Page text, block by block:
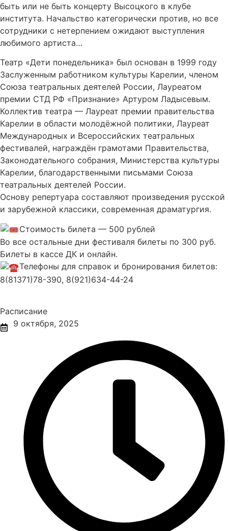
быть или не быть концерту Высоцкого в клубе
института. Начальство категорически против, но все
сотрудники с нетерпением ожидают выступления
любимого артиста…
Театр «Дети понедельника» был основан в 1999 году
Заслуженным работником культуры Карелии, членом
Союза театральных деятелей России, Лауреатом
премии СТД РФ «Признание» Артуром Ладысевым.
Коллектив театра — Лауреат премии правительства
Карелии в области молодёжной политики, Лауреат
Международных и Всероссийских театральных
фестивалей, награждён грамотами Правительства,
Законодательного собрания, Министерства культуры
Карелии, благодарственными письмами Союза
театральных деятелей России.
Основу репертуара составляют произведения русской
и зарубежной классики, современная драматургия.
Стоимость билета — 500 рублей
Во все остальные дни фестиваля билеты по 300 руб.
Билеты в кассе ДК и онлайн.
Телефоны для справок и бронирования билетов:
8(81371)78-390, 8(921)634-44-24
Расписание
9 октября, 2025